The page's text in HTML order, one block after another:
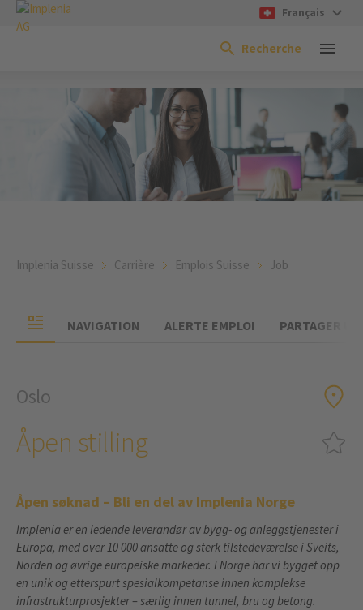
Français
Recherche
Implenia Suisse Carrière Emplois Suisse Job
NAVIGATION ALERTE EMPLOI PARTAGER
Oslo
Åpen stilling
Åpen søknad – Bli en del av Implenia Norge
Implenia er en ledende leverandør av bygg- og anleggstjenester i
Europa, med over 10 000 ansatte og sterk tilstedeværelse i Sveits,
Norden og øvrige europeiske markeder. I Norge har vi bygget opp
en unik og etterspurt spesialkompetanse innen komplekse
infrastrukturprosjekter – særlig innen tunnel, bru og betong.